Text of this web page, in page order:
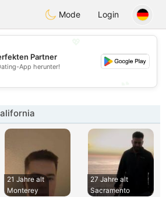
Philippines Chat
Mode Login
💕
Partner
App herunter!
21 Jahre alt
Monterey
27 Jahre alt
Sacramento